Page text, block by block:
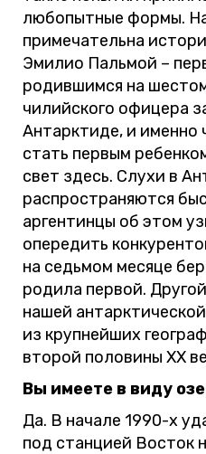
любопытные формы.
примечательна
Эмилио Пальмой –
родившимся на
чилийского офицера
Антарктиде, и
стать первым
свет здесь. Слухи в
распространяются
аргентинцы об этом
опередить
на седьмом месяце
родила первой.
нашей
из крупнейших
второй половины XX
Вы имеете в виду
Да. В начале 1990-х
под станцией Восток